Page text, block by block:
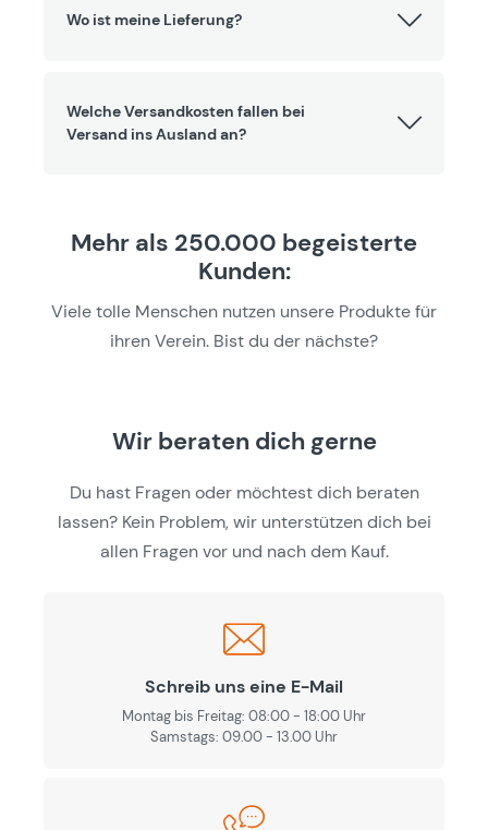
Wo ist meine Lieferung?
Welche Versandkosten fallen bei
Versand ins Ausland an?
Mehr als 250.000 begeisterte
Kunden:
Viele tolle Menschen nutzen unsere Produkte für
ihren Verein. Bist du der nächste?
Wir beraten dich gerne
Du hast Fragen oder möchtest dich beraten
lassen? Kein Problem, wir unterstützen dich bei
allen Fragen vor und nach dem Kauf.
Schreib uns eine E-Mail
Montag bis Freitag: 08:00 - 18:00 Uhr
Samstags: 09.00 - 13.00 Uhr